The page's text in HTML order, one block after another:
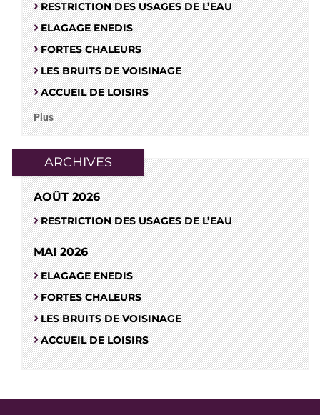
RESTRICTION DES USAGES DE L’EAU
ELAGAGE ENEDIS
FORTES CHALEURS
LES BRUITS DE VOISINAGE
ACCUEIL DE LOISIRS
Plus
ARCHIVES
AOÛT 2026
RESTRICTION DES USAGES DE L’EAU
MAI 2026
ELAGAGE ENEDIS
FORTES CHALEURS
LES BRUITS DE VOISINAGE
ACCUEIL DE LOISIRS